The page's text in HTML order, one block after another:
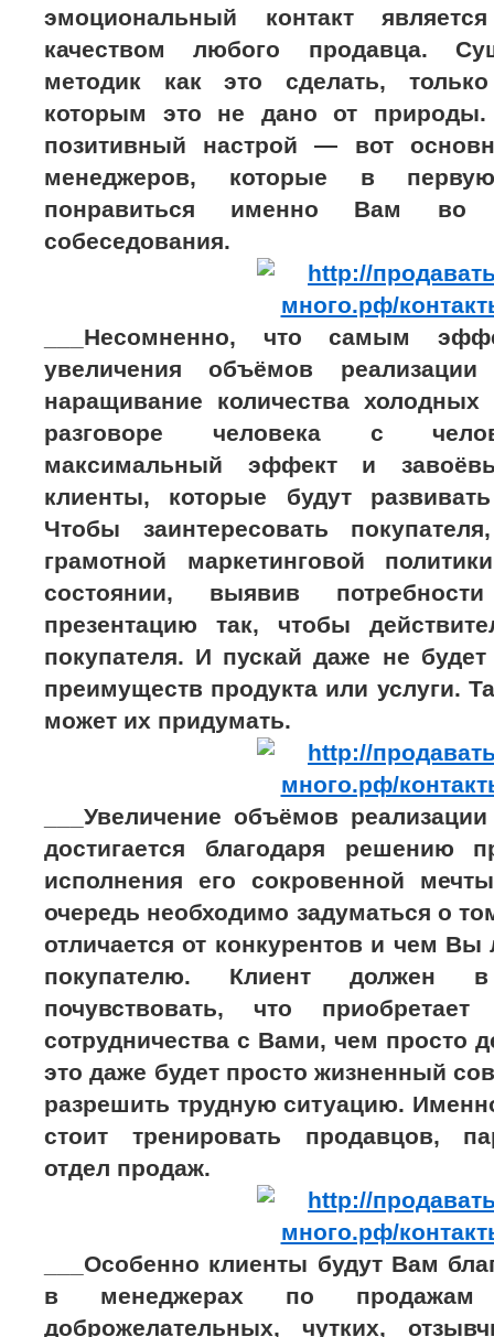
эмоциональный контакт
качеством любого продавца.
методик как это сделать,
которым это не дано от
позитивный настрой — вот
менеджеров, которые в
понравиться именно Вам во
собеседования.
___Несомненно, что самым
увеличения объёмов реализации
наращивание количества
разговоре человека с
максимальный эффект и
клиенты, которые будут
Чтобы заинтересовать
грамотной маркетинговой
состоянии, выявив
презентацию так, чтобы
покупателя. И пускай даже не
преимуществ продукта или услуги.
может их придумать.
___Увеличение объёмов
достигается благодаря решению
исполнения его сокровенной
очередь необходимо задуматься о
отличается от конкурентов и чем
покупателю. Клиент должен
почувствовать, что
сотрудничества с Вами, чем просто
это даже будет просто жизненный
разрешить трудную ситуацию.
стоит тренировать продавцов,
отдел продаж.
___Особенно клиенты будут Вам
в менеджерах по
доброжелательных, чутких,